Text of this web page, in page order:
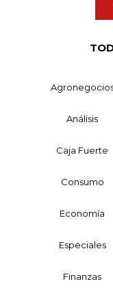
Análisis
Caja Fuerte
Consumo
Economía
Especiales
Finanzas